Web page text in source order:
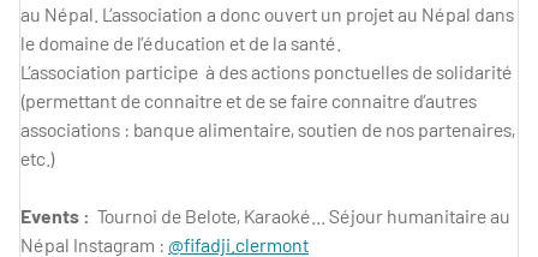
au Népal. L’association a donc ouvert un projet au Népal dans
le domaine de l’éducation et de la santé.
L’association participe à des actions ponctuelles de solidarité
(permettant de connaitre et de se faire connaitre d’autres
associations : banque alimentaire, soutien de nos partenaires,
etc.)
Events : Tournoi de Belote, Karaoké... Séjour humanitaire au
Népal Instagram : @fifadji.clermont